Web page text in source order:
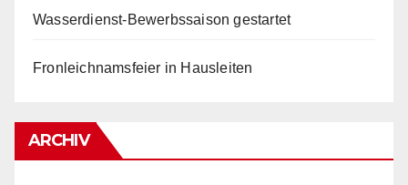
Wasserdienst-Bewerbssaison gestartet
Fronleichnamsfeier in Hausleiten
ARCHIV